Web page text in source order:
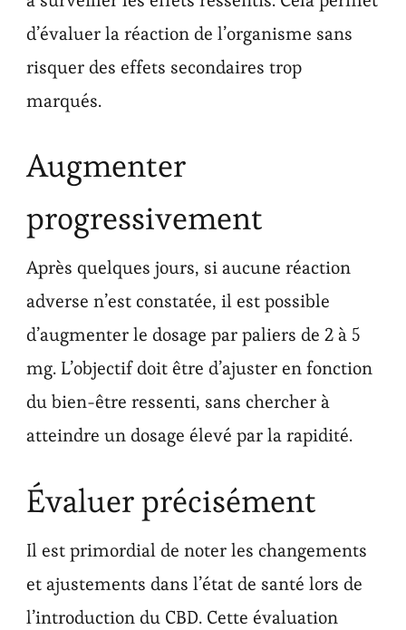
d’évaluer la réaction de l’organisme sans
risquer des effets secondaires trop
marqués.
Augmenter
progressivement
Après quelques jours, si aucune réaction
adverse n’est constatée, il est possible
d’augmenter le dosage par paliers de 2 à 5
mg. L’objectif doit être d’ajuster en fonction
du bien-être ressenti, sans chercher à
atteindre un dosage élevé par la rapidité.
Évaluer précisément
Il est primordial de noter les changements
et ajustements dans l’état de santé lors de
l’introduction du CBD. Cette évaluation